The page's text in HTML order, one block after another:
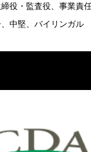
役・監査役、事業責
、中堅、バイリンガル